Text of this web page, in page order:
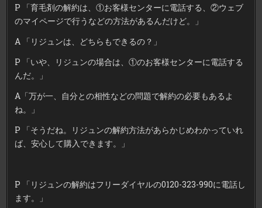
P 「育毛剤の解約は、①お客様センターに電話する、②ウェブ
のマイページで行うなどの方法があるんだけど。」
A 「リジュンは、どちらもできるの？」
P 「いや、リジュンの場合は、①のお客様センターに電話する
んだ。」
A「万が一、自分との相性などの問題で解約の必要もあるよ
ね。」
P 「そうだね。リジュンの解約方法があらかじめわかっていれ
ば、安心して購入できます。」
P 「リジュンの解約はフリーダイヤルの0120-323-990に電話し
ます。」